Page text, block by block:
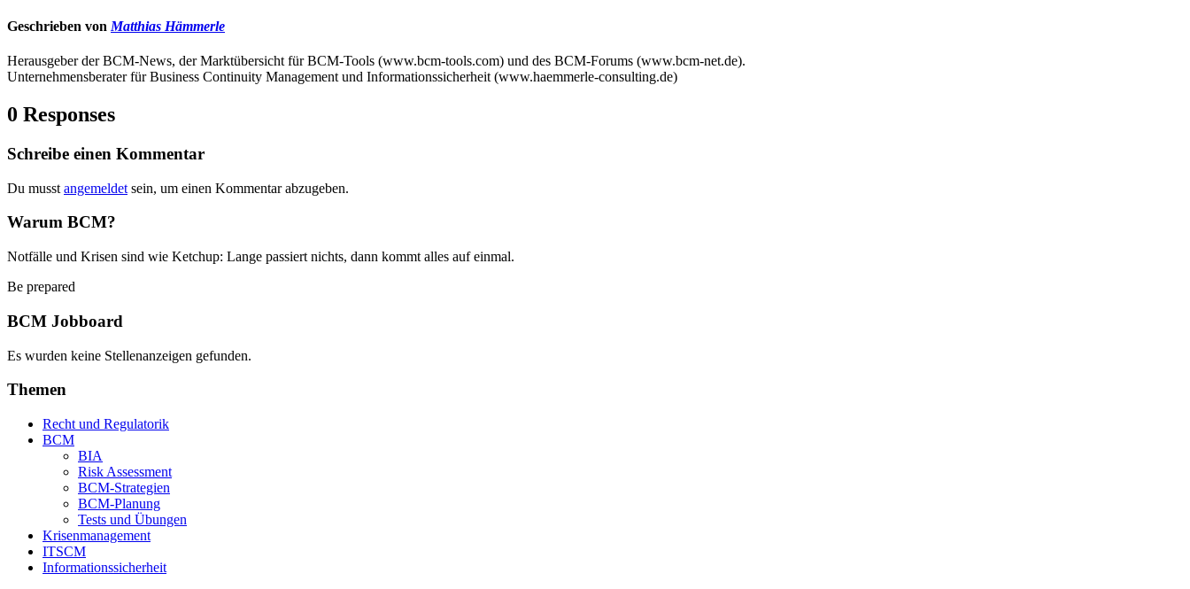
Geschrieben von Matthias Hämmerle
Herausgeber der BCM-News, der Marktübersicht für BCM-Tools (www.bcm-tools.com) und des BCM-Forums (www.bcm-net.de).
Unternehmensberater für Business Continuity Management und Informationssicherheit (www.haemmerle-consulting.de)
0 Responses
Schreibe einen Kommentar
Du musst angemeldet sein, um einen Kommentar abzugeben.
Warum BCM?
Notfälle und Krisen sind wie Ketchup: Lange passiert nichts, dann kommt alles auf einmal.
Be prepared
BCM Jobboard
Es wurden keine Stellenanzeigen gefunden.
Themen
Recht und Regulatorik
BCM
BIA
Risk Assessment
BCM-Strategien
BCM-Planung
Tests und Übungen
Krisenmanagement
ITSCM
Informationssicherheit